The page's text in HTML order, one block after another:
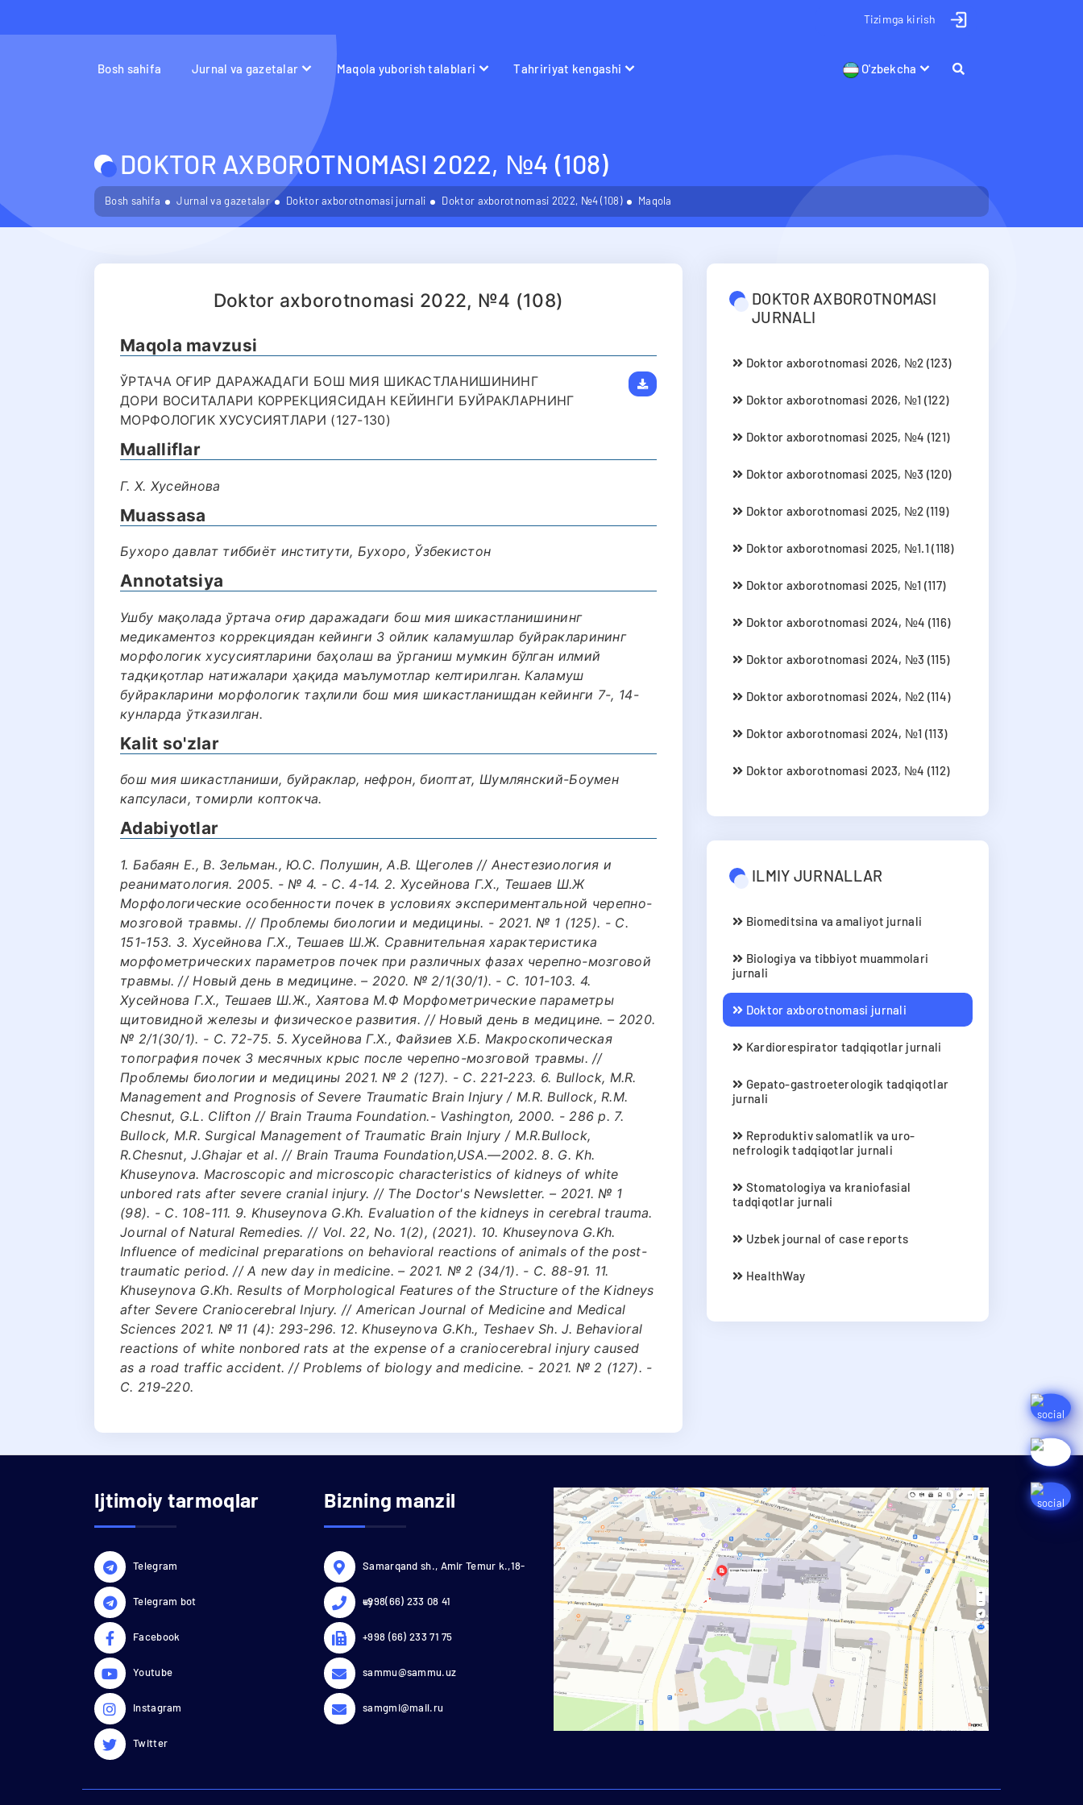
Tizimga kirish
Bosh sahifa Jurnal va gazetalar Maqola yuborish talablari Tahririyat kengashi O'zbekcha
DOKTOR AXBOROTNOMASI 2022, №4 (108)
Bosh sahifa Jurnal va gazetalar Doktor axborotnomasi jurnali Doktor axborotnomasi 2022, №4 (108) Maqola
Doktor axborotnomasi 2022, №4 (108)
Maqola mavzusi
ЎРТАЧА ОҒИР ДАРАЖАДАГИ БОШ МИЯ ШИКАСТЛАНИШИНИНГ
ДОРИ ВОСИТАЛАРИ КОРРЕКЦИЯСИДАН КЕЙИНГИ БУЙРАКЛАРНИНГ
МОРФОЛОГИК ХУСУСИЯТЛАРИ (127-130)
Mualliflar
Г. Х. Хусейнова
Muassasa
Бухоро давлат тиббиёт институти, Бухоро, Ўзбекистон
Annotatsiya
Ушбу мақолада ўртача оғир даражадаги бош мия шикастланишининг
медикаментоз коррекциядан кейинги 3 ойлик каламушлар буйракларининг
морфологик хусусиятларини баҳолаш ва ўрганиш мумкин бўлган илмий
тадқиқотлар натижалари ҳақида маълумотлар келтирилган. Каламуш
буйракларини морфологик таҳлили бош мия шикастланишдан кейинги 7-, 14-
кунларда ўтказилган.
Kalit so'zlar
бош мия шикастланиши, буйраклар, нефрон, биоптат, Шумлянский-Боумен
капсуласи, томирли коптокча.
Adabiyotlar
1. Бабаян Е., В. Зельман., Ю.С. Полушин, A.B. Щеголев // Анестезиология и
реаниматология. 2005. - № 4. - С. 4-14. 2. Хусейнова Г.Х., Тешаев Ш.Ж
Морфологические особенности почек в условиях экспериментальной черепно-
мозговой травмы. // Проблемы биологии и медицины. - 2021. № 1 (125). - С.
151-153. 3. Хусейнова Г.Х., Тешаев Ш.Ж. Сравнительная характеристика
морфометрических параметров почек при различных фазах черепно-мозговой
травмы. // Новый день в медицине. – 2020. № 2/1(30/1). - С. 101-103. 4.
Хусейнова Г.Х., Тешаев Ш.Ж., Хаятова М.Ф Морфометрические параметры
щитовидной железы и физическое развития. // Новый день в медицине. – 2020.
№ 2/1(30/1). - С. 72-75. 5. Хусейнова Г.Х., Файзиев Х.Б. Макроскопическая
топография почек 3 месячных крыс после черепно-мозговой травмы. //
Проблемы биологии и медицины 2021. № 2 (127). - С. 221-223. 6. Bullock, M.R.
Management and Prognosis of Severe Traumatic Brain Injury / M.R. Bullock, R.M.
Chesnut, G.L. Clifton // Brain Trauma Foundation.- Vashington, 2000. - 286 p. 7.
Bullock, M.R. Surgical Management of Traumatic Brain Injury / M.R.Bullock,
R.Chesnut, J.Ghajar et al. // Brain Trauma Foundation,USA.—2002. 8. G. Kh.
Khuseynova. Macroscopic and microscopic characteristics of kidneys of white
unbored rats after severe cranial injury. // The Doctor's Newsletter. – 2021. № 1
(98). - С. 108-111. 9. Khuseynova G.Kh. Evaluation of the kidneys in cerebral trauma.
Journal of Natural Remedies. // Vol. 22, No. 1(2), (2021). 10. Khuseynova G.Kh.
Influence of medicinal preparations on behavioral reactions of animals of the post-
traumatic period. // A new day in medicine. – 2021. № 2 (34/1). - С. 88-91. 11.
Khuseynova G.Kh. Results of Morphological Features of the Structure of the Kidneys
after Severe Craniocerebral Injury. // American Journal of Medicine and Medical
Sciences 2021. № 11 (4): 293-296. 12. Khuseynova G.Kh., Teshaev Sh. J. Behavioral
reactions of white nonbored rats at the expense of a craniocerebral injury caused
as a road traffic accident. // Problems of biology and medicine. - 2021. № 2 (127). -
С. 219-220.
DOKTOR AXBOROTNOMASI
JURNALI
Doktor axborotnomasi 2026, №2 (123)
Doktor axborotnomasi 2026, №1 (122)
Doktor axborotnomasi 2025, №4 (121)
Doktor axborotnomasi 2025, №3 (120)
Doktor axborotnomasi 2025, №2 (119)
Doktor axborotnomasi 2025, №1.1 (118)
Doktor axborotnomasi 2025, №1 (117)
Doktor axborotnomasi 2024, №4 (116)
Doktor axborotnomasi 2024, №3 (115)
Doktor axborotnomasi 2024, №2 (114)
Doktor axborotnomasi 2024, №1 (113)
Doktor axborotnomasi 2023, №4 (112)
ILMIY JURNALLAR
Biomeditsina va amaliyot jurnali
Biologiya va tibbiyot muammolari
jurnali
Doktor axborotnomasi jurnali
Kardiorespirator tadqiqotlar jurnali
Gepato-gastroeterologik tadqiqotlar
jurnali
Reproduktiv salomatlik va uro-
nefrologik tadqiqotlar jurnali
Stomatologiya va kraniofasial
tadqiqotlar jurnali
Uzbek journal of case reports
HealthWay
Ijtimoiy tarmoqlar
Telegram
Telegram bot
Facebook
Youtube
Instagram
Twitter
Bizning manzil
Samarqand sh., Amir Temur k.,18-
uy
+998(66) 233 08 41
+998 (66) 233 71 75
sammu@sammu.uz
samgmi@mail.ru